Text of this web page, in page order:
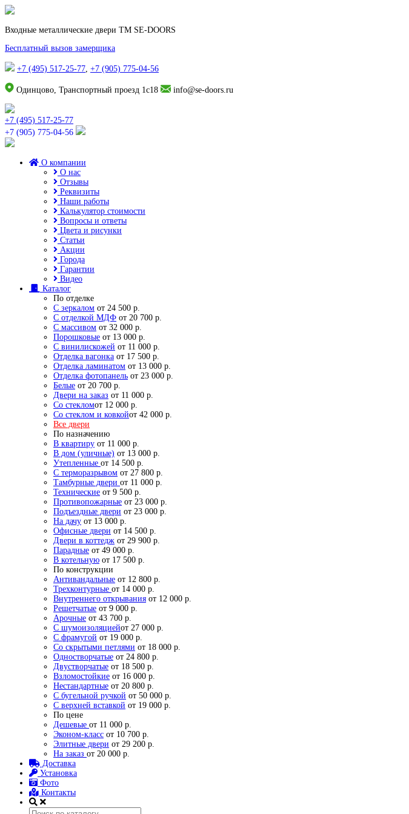
Входные металлические двери TM SE-DOORS
Бесплатный вызов замерщика
+7 (495) 517-25-77, +7 (905) 775-04-56
Одинцово, Транспортный проезд 1с18 info@se-doors.ru
+7 (495) 517-25-77
+7 (905) 775-04-56
О компании
О нас
Отзывы
Реквизиты
Наши работы
Калькулятор стоимости
Вопросы и ответы
Цвета и рисунки
Статьи
Акции
Города
Гарантии
Видео
Каталог
По отделке
С зеркалом от 24 500 р.
С отделкой МДФ от 20 700 р.
С массивом от 32 000 р.
Порошковые от 13 000 р.
С винилискожей от 11 000 р.
Отделка вагонка от 17 500 р.
Отделка ламинатом от 13 000 р.
Отделка фотопанель от 23 000 р.
Белые от 20 700 р.
Двери на заказ от 11 000 р.
Со стекломот 12 000 р.
Со стеклом и ковкойот 42 000 р.
Все двери
По назначению
В квартиру от 11 000 р.
В дом (уличные) от 13 000 р.
Утепленные от 14 500 р.
С терморазрывом от 27 800 р.
Тамбурные двери от 11 000 р.
Технические от 9 500 р.
Противопожарные от 23 000 р.
Подъездные двери от 23 000 р.
На дачу от 13 000 р.
Офисные двери от 14 500 р.
Двери в коттедж от 29 900 р.
Парадные от 49 000 р.
В котельную от 17 500 р.
По конструкции
Антивандальные от 12 800 р.
Трехконтурные от 14 000 р.
Внутреннего открывания от 12 000 р.
Решетчатые от 9 000 р.
Арочные от 43 700 р.
С шумоизоляциейот 27 000 р.
С фрамугой от 19 000 р.
Со скрытыми петлями от 18 000 р.
Одностворчатые от 24 800 р.
Двустворчатые от 18 500 р.
Взломостойкие от 16 000 р.
Нестандартные от 20 800 р.
С бугельной ручкой от 50 000 р.
С верхней вставкой от 19 000 р.
По цене
Дешевые от 11 000 р.
Эконом-класс от 10 700 р.
Элитные двери от 29 200 р.
На заказ от 20 000 р.
Доставка
Установка
Фото
Контакты